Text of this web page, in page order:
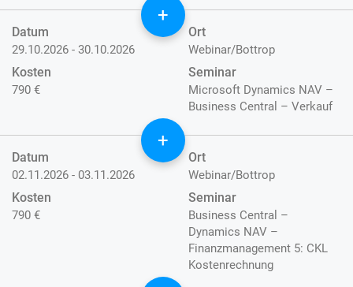
+
Datum
29.10.2026 - 30.10.2026
Ort
Webinar/Bottrop
Kosten
790 €
Seminar
Microsoft Dynamics NAV –
Business Central – Verkauf
+
Datum
02.11.2026 - 03.11.2026
Ort
Webinar/Bottrop
Kosten
790 €
Seminar
Business Central –
Dynamics NAV –
Finanzmanagement 5: CKL
Kostenrechnung